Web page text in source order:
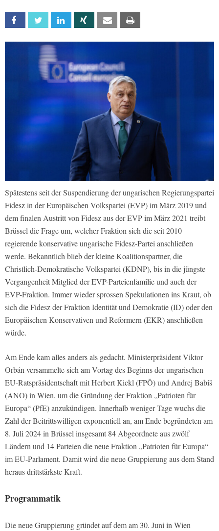
Facebook Twitter Linkedin Xing Email
Spätestens seit der Suspendierung der ungarischen Regierungspartei
Fidesz in der Europäischen Volkspartei (EVP) im März 2019 und
dem finalen Austritt von Fidesz aus der EVP im März 2021 treibt
Brüssel die Frage um, welcher Fraktion sich die seit 2010
regierende konservative ungarische Fidesz-Partei anschließen
werde. Bekanntlich blieb der kleine Koalitionspartner, die
Christlich-Demokratische Volkspartei (KDNP), bis in die jüngste
Vergangenheit Mitglied der EVP-Parteienfamilie und auch der
EVP-Fraktion. Immer wieder sprossen Spekulationen ins Kraut, ob
sich die Fidesz der Fraktion Identität und Demokratie (ID) oder den
Europäischen Konservativen und Reformern (EKR) anschließen
würde.
Am Ende kam alles anders als gedacht. Ministerpräsident Viktor
Orbán versammelte sich am Vortag des Beginns der ungarischen
EU-Ratspräsidentschaft mit Herbert Kickl (FPÖ) und Andrej Babiš
(ANO) in Wien, um die Gründung der Fraktion „Patrioten für
Europa“ (PfE) anzukündigen. Innerhalb weniger Tage wuchs die
Zahl der Beitrittswilligen exponentiell an, am Ende begründeten am
8. Juli 2024 in Brüssel insgesamt 84 Abgeordnete aus zwölf
Ländern und 14 Parteien die neue Fraktion „Patrioten für Europa“
im EU-Parlament. Damit wird die neue Gruppierung aus dem Stand
heraus drittstärkste Kraft.
Programmatik
Die neue Gruppierung gründet auf dem am 30. Juni in Wien